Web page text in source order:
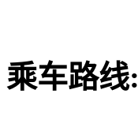
乘车路线: